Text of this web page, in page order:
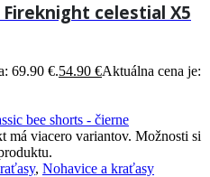
celestial X5
69.90 €.54.90 €Aktuálna cena je:
má viacero variantov. Možnosti si
, Nohavice a kraťasy